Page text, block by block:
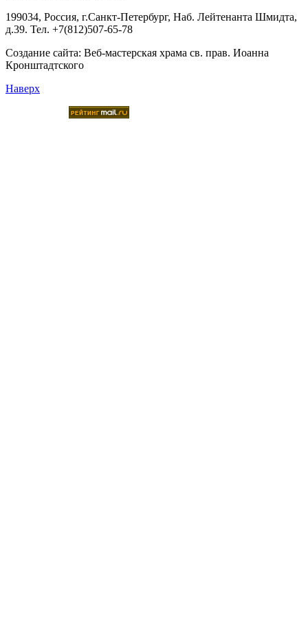
199034, Россия, г.Санкт-Петербург, Наб. Лейтенанта Шмидта,
д.39. Тел. +7(812)507-65-78
Создание сайта: Веб-мастерская храма св. прав. Иоанна
Кронштадтского
Наверх